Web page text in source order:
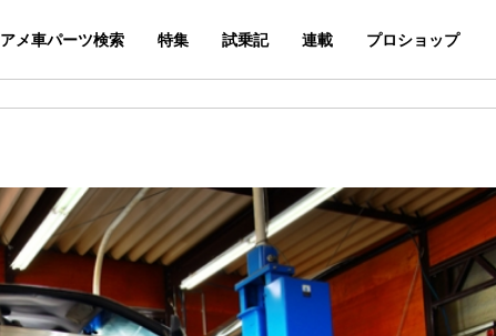
アメ車パーツ検索 特集 試乗記 連載 プロショップ